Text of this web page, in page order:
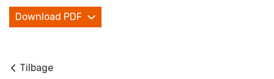
For ledige
Download PDF
Tilbage